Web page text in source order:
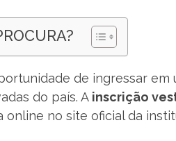
de ingressar em
do país. A inscrição
online no site oficial da